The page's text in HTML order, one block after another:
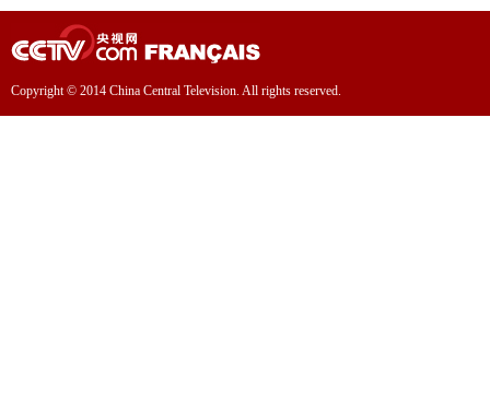
Copyright © 2014 China Central Television. All rights reserved.